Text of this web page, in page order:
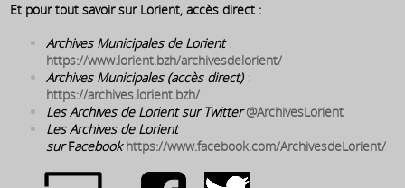
Et pour tout savoir sur Lorient, accès direct :
Archives Municipales de Lorient
https://www.lorient.bzh/archivesdelorient/
Archives Municipales (accès direct):
https://archives.lorient.bzh/
Les Archives de Lorient sur Twitter @ArchivesLorient
Les Archives de Lorient
sur Facebook https://www.facebook.com/ArchivesdeLorient/